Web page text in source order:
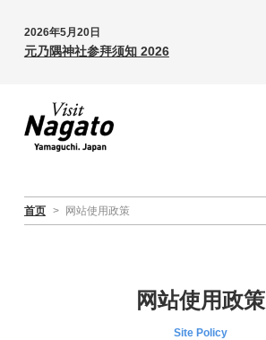
2026年5月20日
元乃隅神社参拜须知 2026
首页 > 网站使用政策
网站使用政策
Site Policy